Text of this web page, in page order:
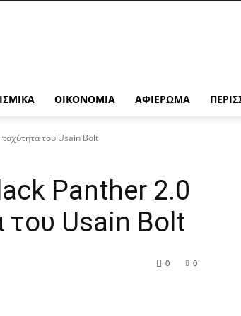
ΟΙΚΟΝΟΜΊΑ ΑΦΙΈΡΩΜΑ
του Usain Bolt
Panther 2.0
του Usain Bolt
0
0